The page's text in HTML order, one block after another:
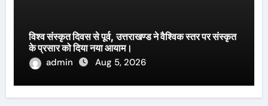
विश्व संस्कृत दिवस से पूर्व, उत्तराखण्ड ने वैश्विक स्तर पर संस्कृत
के प्रसार को दिया नया आयाम।
admin
Aug 5, 2026